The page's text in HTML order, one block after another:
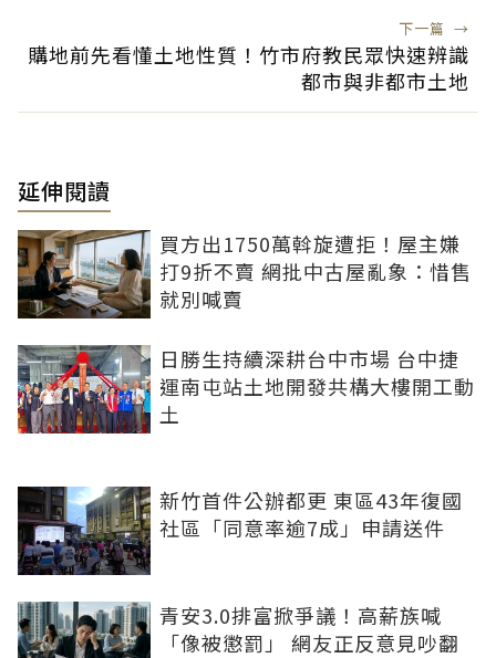
下一篇 →
購地前先看懂土地性質！竹市府教民眾快速辨識
都市與非都市土地
延伸閱讀
買方出1750萬斡旋遭拒！屋主嫌
打9折不賣 網批中古屋亂象：惜售
就別喊賣
日勝生持續深耕台中市場 台中捷
運南屯站土地開發共構大樓開工動
土
新竹首件公辦都更 東區43年復國
社區「同意率逾7成」申請送件
青安3.0排富掀爭議！高薪族喊
「像被懲罰」 網友正反意見吵翻